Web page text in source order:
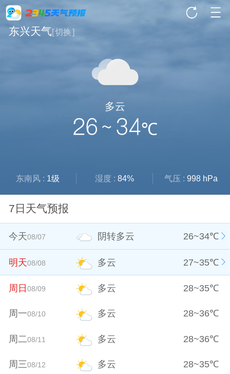
东兴天气[切换]
多云
26 ~ 34℃
东南风 : 1级 湿度 : 84% 气压 : 998 hPa
7日天气预报
今天08/07 阴转多云 26~34℃
明天08/08 多云 27~35℃
周日08/09 多云 28~35℃
周一08/10 多云 28~36℃
周二08/11 多云 28~36℃
周三08/12 多云 28~35℃